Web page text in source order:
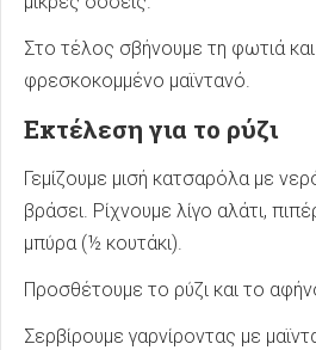
Στο τέλος σβήνουμε τη φωτιά και
φρεσκοκομμένο μαϊντανό.
Εκτέλεση για το ρύζι
Γεμίζουμε μισή κατσαρόλα με
βράσει. Ρίχνουμε λίγο αλάτι,
μπύρα (½ κουτάκι).
Προσθέτουμε το ρύζι και το
Σερβίρουμε γαρνίροντας με